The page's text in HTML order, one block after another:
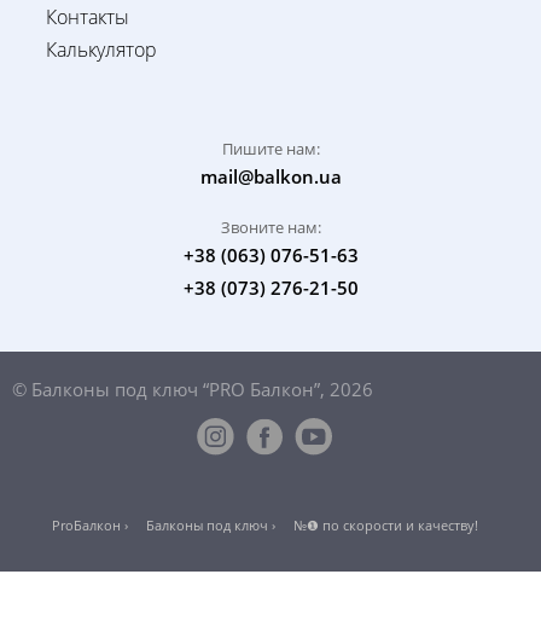
Контакты
Калькулятор
Пишите нам:
mail@balkon.ua
Звоните нам:
+38 (063) 076-51-63
+38 (073) 276-21-50
© Балконы под ключ “PRO Балкон”, 2026
ProБалкон › Балконы под ключ › №❶ по скорости и качеству!